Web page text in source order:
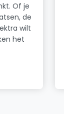
Of je
de
wilt
het